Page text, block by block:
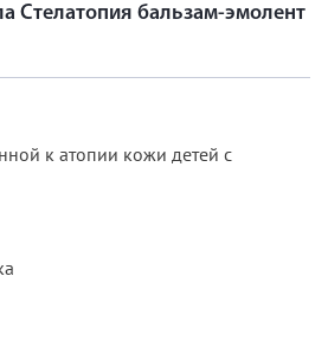
Стелатопия бальзам-эмолент
к атопии кожи детей с